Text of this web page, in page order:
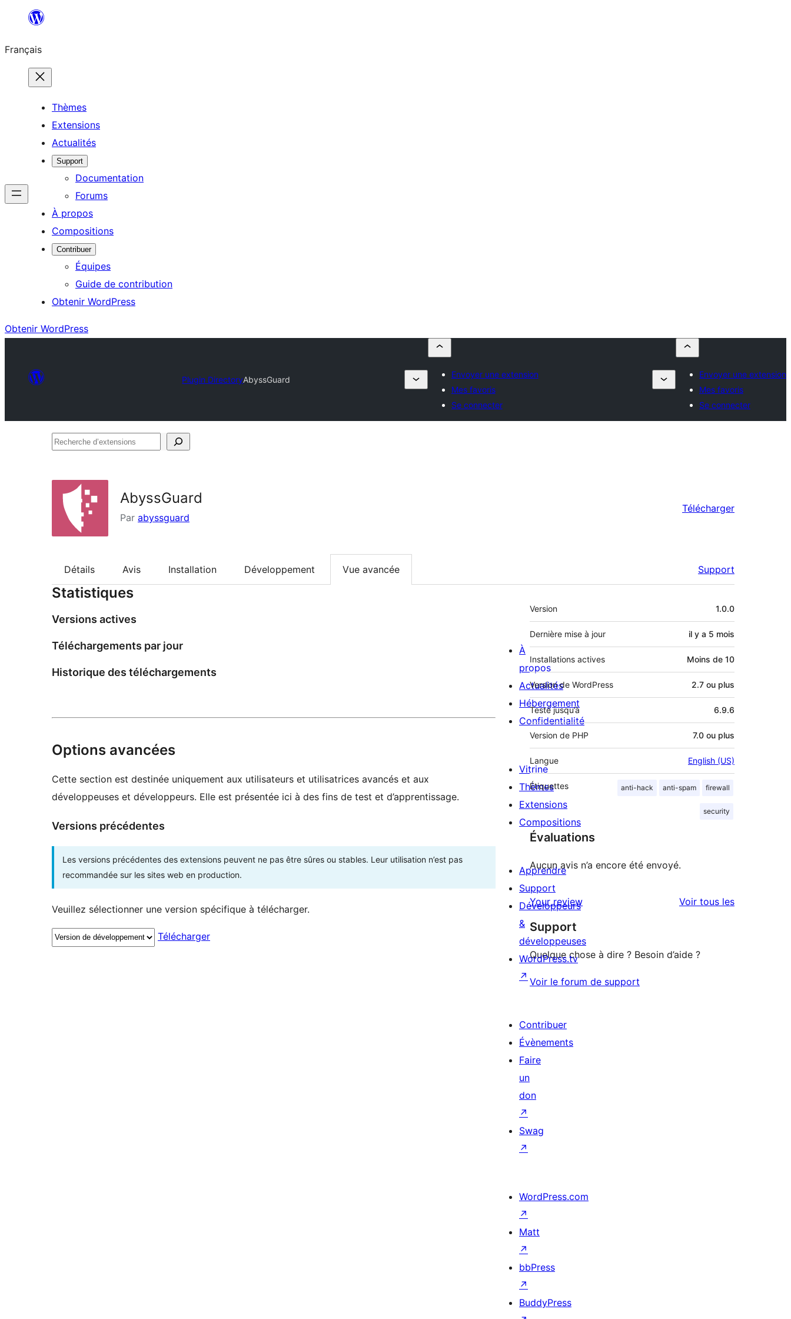
contenu
Français
Thèmes
Extensions
Actualités
Support
Documentation
Forums
À propos
Compositions
Contribuer
Équipes
Guide de contribution
Obtenir WordPress
Obtenir WordPress
Plugin DirectoryAbyssGuard
Envoyer une extension
Mes favoris
Se connecter
Envoyer une extension
Mes favoris
Se connecter
Recherche
AbyssGuard
Par abyssguard
Télécharger
Détails Avis Installation Développement Vue avancée Support
Statistiques
Versions actives
Téléchargements par jour
Historique des téléchargements
Options avancées
Cette section est destinée uniquement aux utilisateurs et utilisatrices avancés et aux
développeuses et développeurs. Elle est présentée ici à des fins de test et d’apprentissage.
Versions précédentes
Les versions précédentes des extensions peuvent ne pas être sûres ou stables. Leur utilisation n’est pas
recommandée sur les sites web en production.
Veuillez sélectionner une version spécifique à télécharger.
Télécharger
Méta
Version 1.0.0
Dernière mise à jour il y a 5 mois
Installations actives Moins de 10
Version de WordPress 2.7 ou plus
Testé jusqu’à 6.9.6
Version de PHP 7.0 ou plus
Langue English (US)
Étiquettes anti-hack anti-spam firewall
security
Évaluations
Aucun avis n’a encore été envoyé.
Your review Voir tous lesavis
Support
Quelque chose à dire ? Besoin d’aide ?
Voir le forum de support
À
propos
Actualités
Hébergement
Confidentialité
Vitrine
Thèmes
Extensions
Compositions
Apprendre
Support
Développeurs
&
développeuses
WordPress.tv
↗
Contribuer
Évènements
Faire
un
don
↗
Swag
↗
WordPress.com
↗
Matt
↗
bbPress
↗
BuddyPress